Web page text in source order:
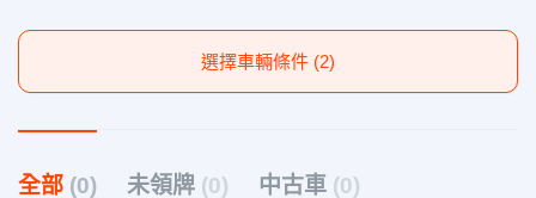
選擇車輛條件 (2)
全部 (0) 未領牌 (0) 中古車 (0)